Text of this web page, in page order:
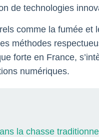
de technologies
comme la fumée et
méthodes
forte en France,
numériques.
la chasse